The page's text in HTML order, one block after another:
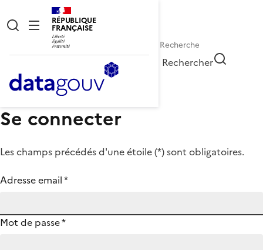
RÉPUBLIQUE
FRANÇAISE
Rechercher
Se connecter
Les champs précédés d'une étoile (*) sont obligatoires.
Adresse email*
Mot de passe*